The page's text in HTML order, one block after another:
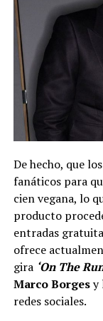
De hecho, que
fanáticos para
cien vegana, lo
producto
entradas
ofrece
gira ‘On The
Marco Borgesy
redes sociales.